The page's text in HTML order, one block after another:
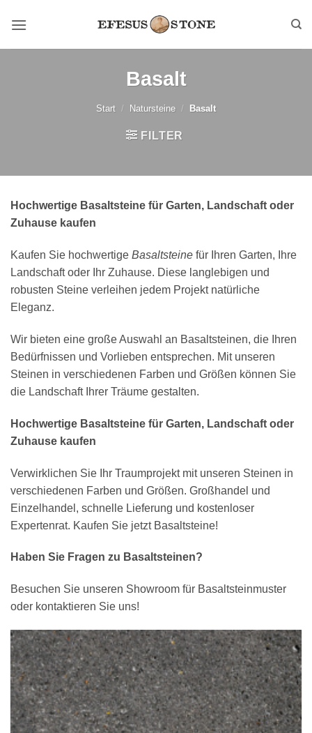
Inhalt
Basalt
Start / Natursteine / Basalt
FILTER
Hochwertige Basaltsteine für Garten, Landschaft oder
Zuhause kaufen
Kaufen Sie hochwertige Basaltsteine für Ihren Garten, Ihre
Landschaft oder Ihr Zuhause. Diese langlebigen und
robusten Steine verleihen jedem Projekt natürliche
Eleganz.
Wir bieten eine große Auswahl an Basaltsteinen, die Ihren
Bedürfnissen und Vorlieben entsprechen. Mit unseren
Steinen in verschiedenen Farben und Größen können Sie
die Landschaft Ihrer Träume gestalten.
Hochwertige Basaltsteine für Garten, Landschaft oder
Zuhause kaufen
Verwirklichen Sie Ihr Traumprojekt mit unseren Steinen in
verschiedenen Farben und Größen. Großhandel und
Einzelhandel, schnelle Lieferung und kostenloser
Expertenrat. Kaufen Sie jetzt Basaltsteine!
Haben Sie Fragen zu Basaltsteinen?
Besuchen Sie unseren Showroom für Basaltsteinmuster
oder kontaktieren Sie uns!